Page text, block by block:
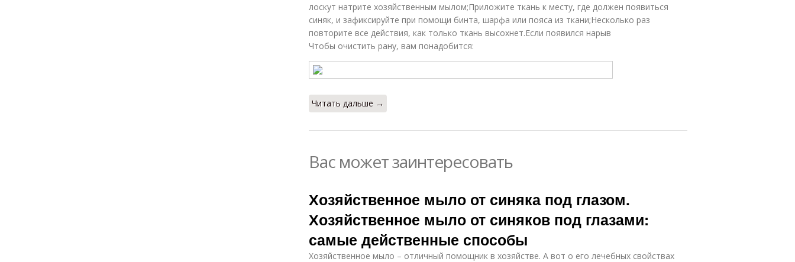
лоскут натрите хозяйственным мылом;Приложите ткань к месту, где должен появиться
синяк, и зафиксируйте при помощи бинта, шарфа или пояса из ткани;Несколько раз
повторите все действия, как только ткань высохнет.Если появился нарыв
Чтобы очистить рану, вам понадобится:
Читать дальше →
Вас может заинтересовать
Хозяйственное мыло от синяка под глазом.
Хозяйственное мыло от синяков под глазами:
самые действенные способы
Хозяйственное мыло – отличный помощник в хозяйстве. А вот о его лечебных свойствах